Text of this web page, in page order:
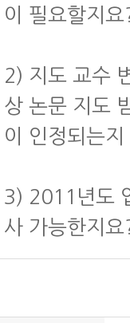
이 필요할지요
2) 지도 교수
상 논문 지도
이 인정되는
3) 2011년도
사 가능한지요